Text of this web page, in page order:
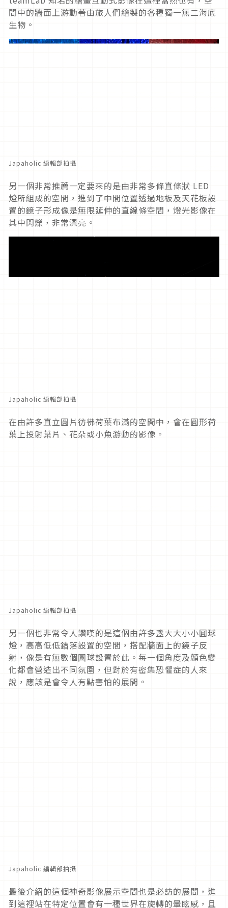
間中的牆面上游動著由旅人們繪製的各種獨一無二海底
生物。
Japaholic 編輯部拍攝
另一個非常推薦一定要來的是由非常多條直條狀 LED
燈所組成的空間，進到了中間位置透過地板及天花板設
置的鏡子形成像是無限延伸的直線條空間，燈光影像在
其中閃爍，非常漂亮。
Japaholic 編輯部拍攝
在由許多直立圓片彷彿荷葉布滿的空間中，會在圓形荷
葉上投射葉片、花朵或小魚游動的影像。
Japaholic 編輯部拍攝
另一個也非常令人讚嘆的是這個由許多盞大大小小圓球
燈，高高低低錯落設置的空間，搭配牆面上的鏡子反
射，像是有無數個圓球設置於此。每一個角度及顏色變
化都會營造出不同氛圍，但對於有密集恐懼症的人來
說，應該是會令人有點害怕的展間。
Japaholic 編輯部拍攝
最後介紹的這個神奇影像展示空間也是必訪的展間，進
到這裡站在特定位置會有一種世界在旋轉的暈眩感，且